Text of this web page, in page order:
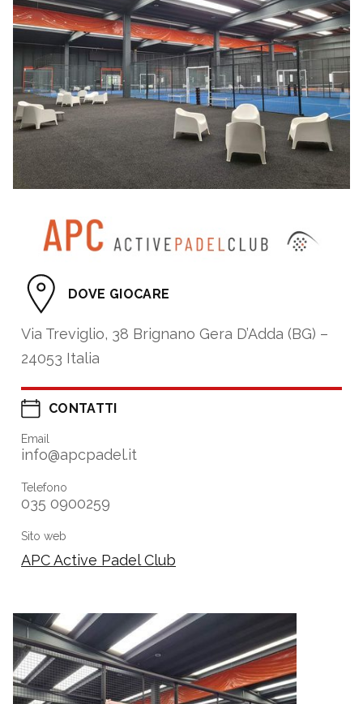
DOVE GIOCARE
Via Treviglio, 38 Brignano Gera D’Adda (BG) –
24053 Italia
CONTATTI
Email
info@apcpadel.it
Telefono
035 0900259
Sito web
APC Active Padel Club